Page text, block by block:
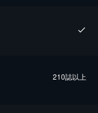
210誌以上